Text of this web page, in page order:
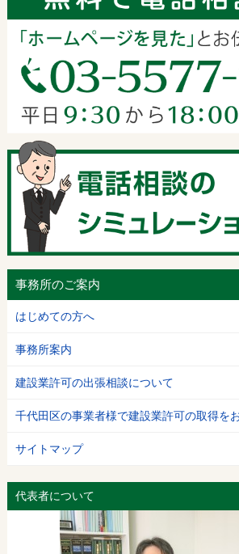
事務所のご案内
はじめての方へ
事務所案内
建設業許可の出張相談について
千代田区の事業者様で建設業許可の取得を
サイトマップ
代表者について